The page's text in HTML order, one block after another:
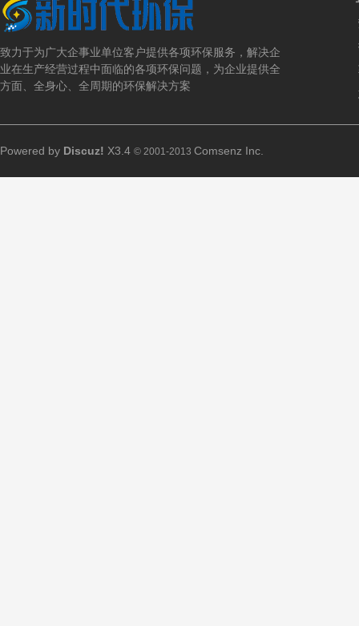
致力于为广大企事业单位客户提供各项环保服务，解决企
业在生产经营过程中面临的各项环保问题，为企业提供全
方面、全身心、全周期的环保解决方案
Powered by Discuz! X3.4 © 2001-2013 Comsenz Inc.